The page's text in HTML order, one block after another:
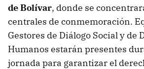
de Bolívar, donde se
centrales de conmemoración.
Gestores de Diálogo Social y de
Humanos estarán presentes
jornada para garantizar el